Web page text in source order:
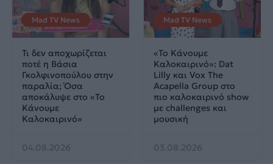
Mad TV News
Τι δεν αποχωρίζεται
ποτέ η Βάσια
Γκολφινοπούλου στην
παραλία; Όσα
αποκάλυψε στο «Το
Κάνουμε
Καλοκαιρινό»
04.08.2026
Mad TV News
«Το Κάνουμε
Καλοκαιρινό»: Dat
Lilly και Vox The
Acapella Group στο
πιο καλοκαιρινό show
με challenges και
μουσική
03.08.2026